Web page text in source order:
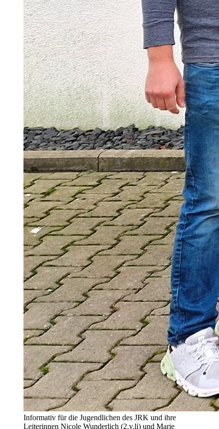
Informativ für die Jugendlichen des JRK und ihre
Leiterinnen Nicole Wunderlich (2.v.li) und Marie